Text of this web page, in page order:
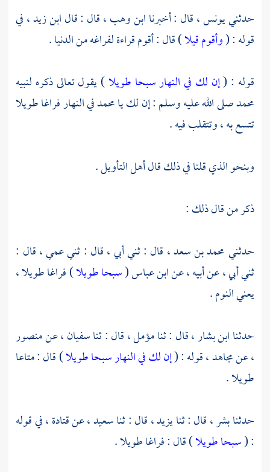
حدثنييونس ،قال : أخبرناابن وهب ،قال : قالابن زيد ،في
قوله : (وأقوم قيلا) قال : أقوم قراءة لفراغه من الدنيا .
قوله : (إن لك في النهار سبحا طويلا) يقول تعالى ذكره لنبيه
محمدصلى الله عليه وسلم : إن لك يا محمد في النهار فراغا طويلا
تتسع به ، وتتقلب فيه .
وبنحو الذي قلنا في ذلك قال أهل التأويل .
ذكر من قال ذلك :
حدثنيمحمد بن سعد ، قال : ثني أبي ، قال : ثني عمي ، قال :
ثني أبي ، عن أبيه ، عنابن عباس(سبحا طويلا) فراغا طويلا ،
يعني النوم .
حدثناابن بشار ،قال : ثنامؤمل ،قال : ثناسفيان ،عنمنصور
،عنمجاهد ،قوله : (إن لك في النهار سبحا طويلا) قال : متاعا
طويلا .
حدثنابشر ،قال : ثنايزيد ،قال : ثناسعيد ،عنقتادة ،في قوله
: (سبحا طويلا) قال : فراغا طويلا .